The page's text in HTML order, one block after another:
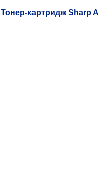
Тонер-картридж Sharp